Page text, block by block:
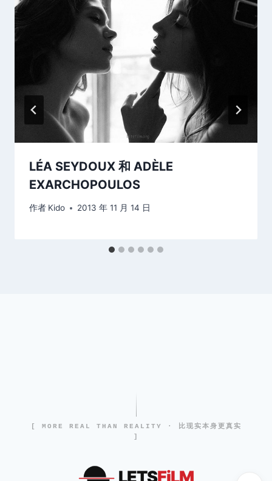
LÉA SEYDOUX 和 ADÈLE
EXARCHOPOULOS
作者 Kido 2013 年 11 月 14 日
[ MORE REAL THAN REALITY · 比现实本身更真实
]